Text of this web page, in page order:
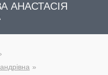
АНАСТАСІЯ